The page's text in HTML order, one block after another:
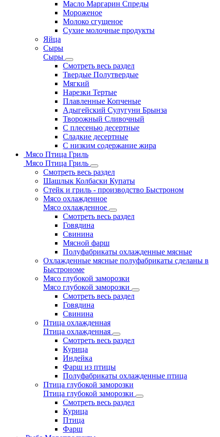
Масло Маргарин Спреды
Мороженое
Молоко сгущеное
Сухие молочные продукты
Яйца
Сыры
Сыры
Смотреть весь раздел
Твердые Полутвердые
Мягкий
Нарезки Тертые
Плавленные Копченые
Адыгейский Сулугуни Брынза
Творожный Сливочный
С плесенью десертные
Сладкие десертные
С низким содержание жира
Мясо Птица Гриль
Мясо Птица Гриль
Смотреть весь раздел
Шашлык Колбаски Купаты
Стейк и гриль - производство Быстроном
Мясо охлажденное
Мясо охлажденное
Смотреть весь раздел
Говядина
Свинина
Мясной фарш
Полуфабрикаты охлажденные мясные
Охлажденные мясные полуфабрикаты сделаны в
Быстрономе
Мясо глубокой заморозки
Мясо глубокой заморозки
Смотреть весь раздел
Говядина
Свинина
Птица охлажденная
Птица охлажденная
Смотреть весь раздел
Курица
Индейка
Фарш из птицы
Полуфабрикаты охлажденные птица
Птица глубокой заморозки
Птица глубокой заморозки
Смотреть весь раздел
Курица
Птица
Фарш